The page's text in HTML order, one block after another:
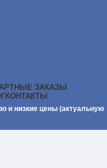
ЗАКАЗЫ
КОНТАКТЫ
и низкие цены (актуальную